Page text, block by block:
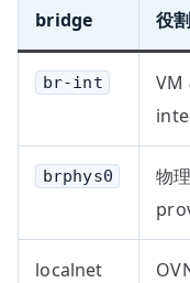
bridge 役割
br-int
VM
brphys0
物
localnet